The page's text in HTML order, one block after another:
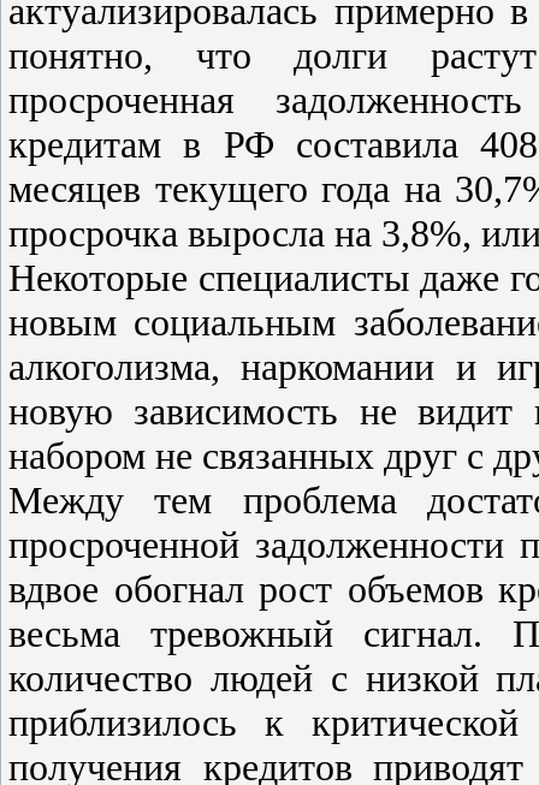
актуализировалась примерно
понятно, что долги
просроченная
кредитам в РФ составила
месяцев текущего года на
просрочка выросла на 3,8%,
Некоторые специалисты даже
новым социальным
алкоголизма, наркомании и
новую зависимость не
набором не связанных друг с
Между тем проблема
просроченной
вдвое обогнал рост объемов
весьма тревожный
количество людей с низкой
приблизилось к
получения кредитов